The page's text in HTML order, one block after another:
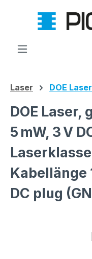
Zum Hauptinhalt
Laser DOE Laser
DOE Laser,
5 mW, 3 V
Kabellänge
DC plug
Bildergalerie